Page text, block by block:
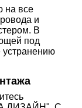
на все
и
В
под
устранению